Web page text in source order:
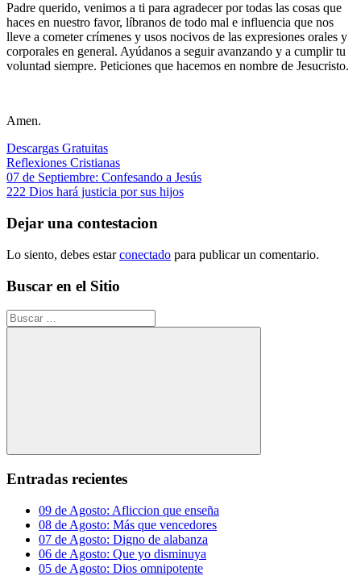
Padre querido, venimos a ti para agradecer por todas las cosas que
haces en nuestro favor, líbranos de todo mal e influencia que nos
lleve a cometer crímenes y usos nocivos de las expresiones orales y
corporales en general. Ayúdanos a seguir avanzando y a cumplir tu
voluntad siempre. Peticiones que hacemos en nombre de Jesucristo.
Amen.
Descargas Gratuitas
Reflexiones Cristianas
Navegación
de
entradas
Entrada
anterior:
07 de Septiembre: Confesando a Jesús
Siguiente
222 Dios hará justicia por sus hijos
Dejar una contestacion
Lo siento, debes estarconectado para publicar un comentario.
Buscar en el Sitio
Buscar:
Buscar
Entradas recientes
09 de Agosto: Afliccion que enseña
08 de Agosto: Más que vencedores
07 de Agosto: Digno de alabanza
06 de Agosto: Que yo disminuya
05 de Agosto: Dios omnipotente